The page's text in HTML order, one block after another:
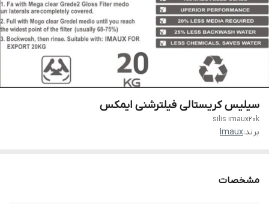
سیلیس کریستالی فیلترشنی ایمکس
silis imaux20k
برند:Imaux
مشخصات